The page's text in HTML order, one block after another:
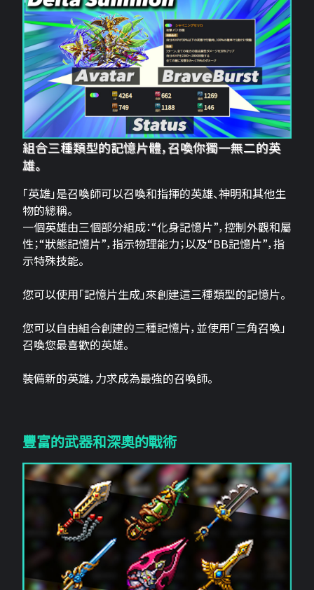
組合三種類型的記憶片體，召喚你獨一無二的英
雄。
「英雄」是召喚師可以召喚和指揮的英雄、神明和其他生
物的總稱。
一個英雄由三個部分組成：“化身記憶片”，控制外觀和屬
性；“狀態記憶片”，指示物理能力；以及“BB記憶片”，指
示特殊技能。
您可以使用「記憶片生成」來創建這三​​種類型的記憶片。
您可以自由組合創建的三種記憶片，並使用「三角召喚」
召喚您最喜歡的英雄。
裝備新的英雄，力求成為最強的召喚師。
豐富的武器和深奧的戰術